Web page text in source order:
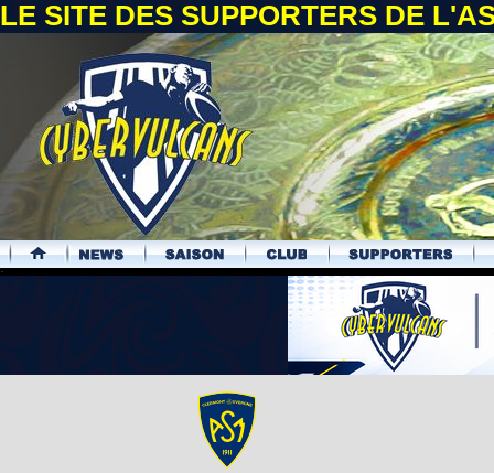
LE SITE DES SUPPORTERS DE
.